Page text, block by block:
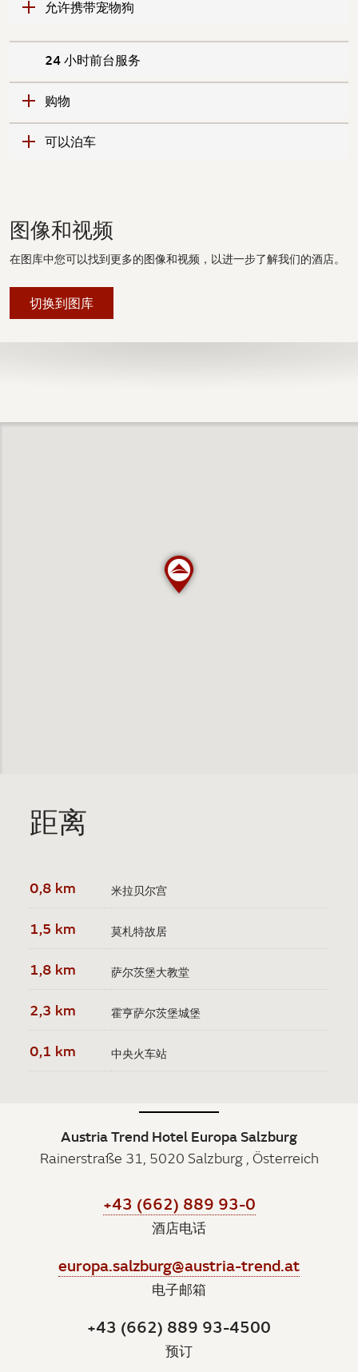
允许携带宠物狗
24 小时前台服务
购物
可以泊车
图像和视频
在图库中您可以找到更多的图像和视频，以进一步了解我们的酒店。
切换到图库
距离
0,8 km 米拉贝尔宫
1,5 km 莫札特故居
1,8 km 萨尔茨堡大教堂
2,3 km 霍亨萨尔茨堡城堡
0,1 km 中央火车站
Austria Trend Hotel Europa Salzburg
Rainerstraße 31, 5020 Salzburg , Österreich
+43 (662) 889 93-0
酒店电话
europa.salzburg@austria-trend.at
电子邮箱
+43 (662) 889 93-4500
预订